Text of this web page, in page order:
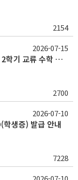
2154
[그린바이오 혁신융합대학] 2026학년도 2학기 교류 수학 안내(충남대)
2700
2026-07-15
학생증) 발급 안내
7228
2026-07-10